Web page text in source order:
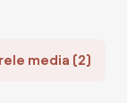
media (2)